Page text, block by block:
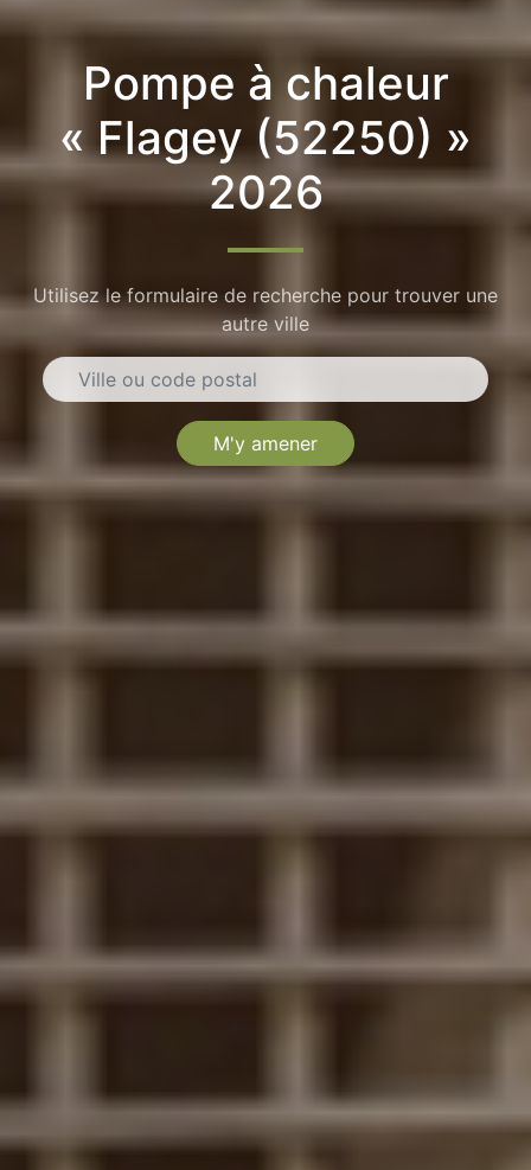
Pompe à chaleur
« Flagey (52250) »
2026
Utilisez le formulaire de recherche pour trouver une
autre ville
M'y amener